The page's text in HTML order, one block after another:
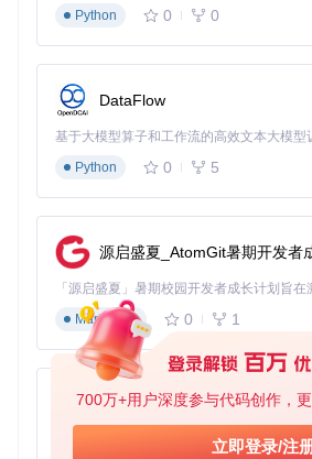
700万+用户深度参与代码创作，
立即登录/注
A: 工具采用本地运行方式，不会将你的
Q: 为什么有时抢票成功率不高？
A: 抢票结果受多种因素影响，包括网络
建议在抢票前检查网络环境，并关闭其
Q: 支持哪些类型的票务抢购？
A: 目前主要支持B站会员购平台上的各
动漫展、活动门票等。
通过这款高效的抢票解决方案，你将不
遗憾。无论是技术新手还是资深用户，
效抢票的乐趣。现在就开始使用，让每
biliTickerBuy
b站会员购购票辅助工具
Python
0 0
DataFlow
基于大模型算子和工作流的高效文本大模型
Python
0 5
源启盛夏_AtomGit暑期开发者
Markdown
0 1
py-xiaozhi